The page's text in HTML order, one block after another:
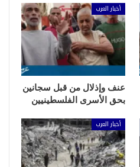
أخبار العرب
عنف وإذلال من قبل سجانين
بحق الأسرى الفلسطينيين
أخبار العرب